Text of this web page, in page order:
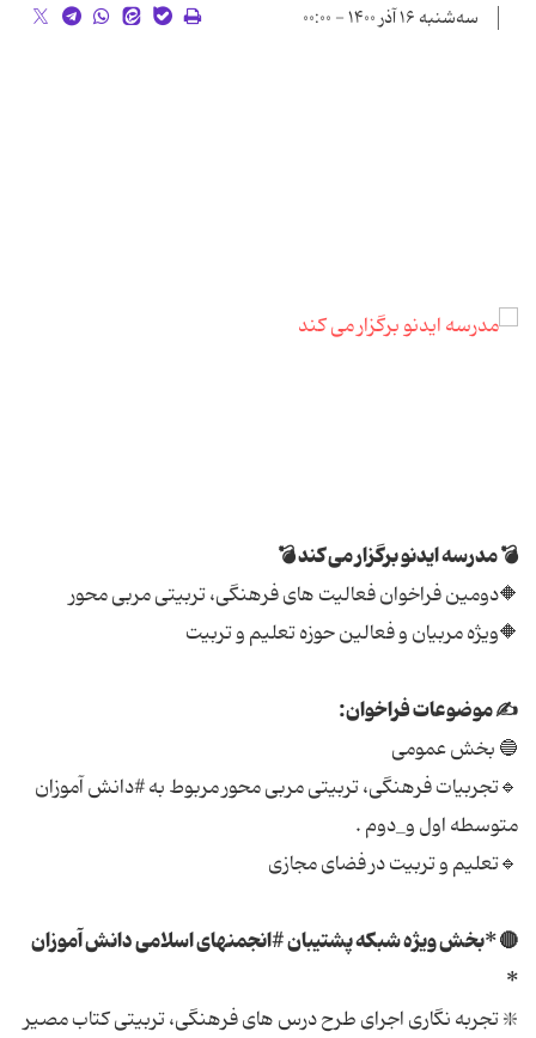
سه‌شنبه ۱۶ آذر ۱۴۰۰ - ۰۰:۰۰
💣 مدرسه ایدنو برگزار می کند 💣
🔶دومین فراخوان فعالیت های فرهنگی، تربیتی مربی محور
🔶ویژه مربیان و فعالین حوزه تعلیم و تربیت
✍ موضوعات فراخوان:
🔵 بخش عمومی
🔹تجربیات فرهنگی، تربیتی مربی محور مربوط به #دانش آموزان
متوسطه اول و_دوم .
🔹تعلیم و تربیت در فضای مجازی
🔴 *بخش ویژه شبکه پشتیبان #انجمنهای اسلامی دانش آموزان
*
❇️ تجربه نگاری اجرای طرح درس های فرهنگی، تربیتی کتاب مصیر